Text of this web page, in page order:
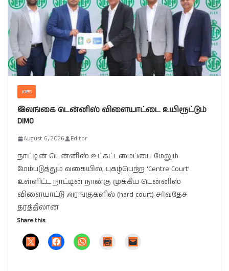
JOBS
இலங்கை டென்னிஸ் விளையாட்டை உயிரூட்டும்
DIMO
August 6, 2026 Editor
நாட்டின் டென்னிஸ் உட்கட்டமைப்பை மேலும்
மேம்படுத்தும் வகையில், புகழ்பெற்ற ‘Centre Court’
உள்ளிட்ட நாட்டின் நான்கு முக்கிய டென்னிஸ்
விளையாட்டு அரங்குகளில் (hard court) சர்வதேச
தரத்திலான
Share this: